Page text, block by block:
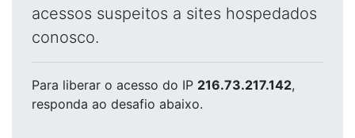
acessos suspeitos a sites hospedados
conosco.
Para liberar o acesso do IP 216.73.217.142,
responda ao desafio abaixo.